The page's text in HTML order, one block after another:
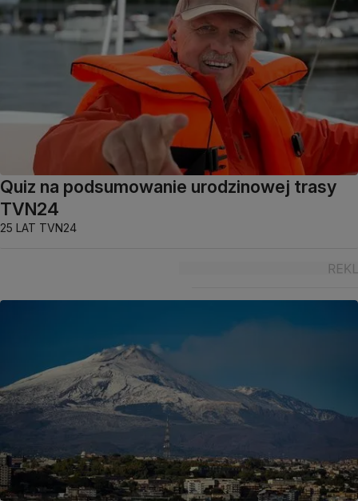
Quiz na podsumowanie urodzinowej trasy
TVN24
25 LAT TVN24